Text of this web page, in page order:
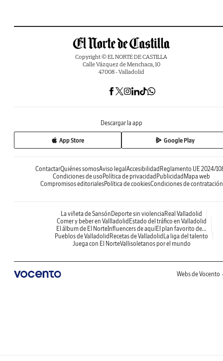
Copyright © EL NORTE DE CASTILLA
Calle Vázquez de Menchaca, 10
47008 - Valladolid
Descargar la app
App Store Google Play
ContactarQuiénes somosAviso legal Accesibilidad Reglamento UE 2024/
Condiciones de uso Política de privacidad Publicidad Mapa web
Compromisos editorialesPolítica de cookiesCondiciones de contratación
La viñeta de Sansón Deporte sin violencia Real Valladolid
Comer y beber en Vallladolid Estado del tráfico en Valladolid
El álbum de El NorteInfluencers de aquíEl plan favorito de...
Pueblos de Valladolid Recetas de Valladolid La liga del talento
Juega con El NorteVallisoletanos por el mundo
Webs de Vocento